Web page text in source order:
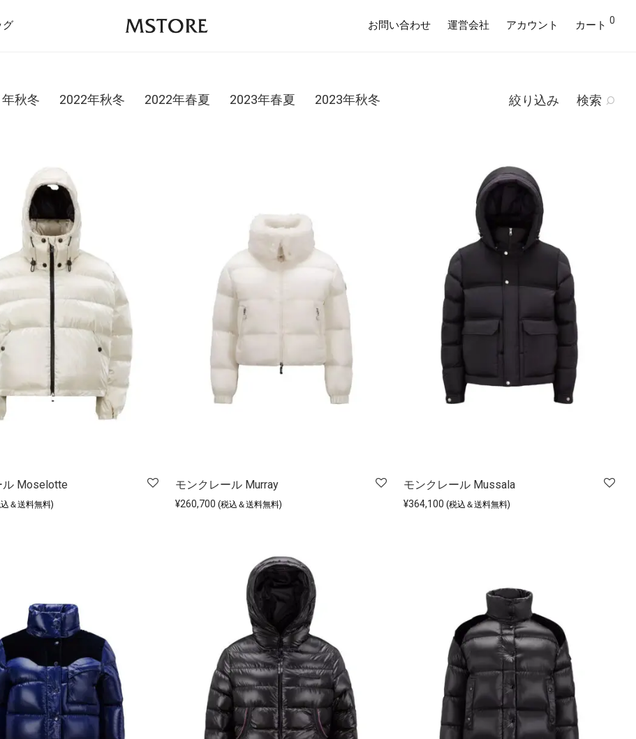
グ お問い合わせ 運営会社 アカウント カート 0
絞り込み 検索
秋冬 2022年秋冬 2022年春夏 2023年春夏 2023年秋冬
ル Moselotte
＆送料無料)
モンクレール Murray
¥260,700 (税込＆送料無料)
モンクレール Mussala
¥364,100 (税込＆送料無料)